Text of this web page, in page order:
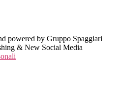
powered by Gruppo Spaggiari
& New Social Media